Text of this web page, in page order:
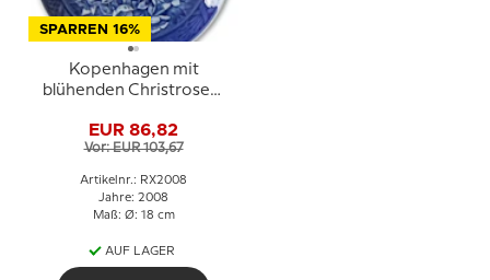
SPARREN 16%
Kopenhagen mit
blühenden Christrosen,
Copenhagen
Weihnachtsteller
EUR 86,82
Vor: EUR 103,67
Artikelnr.: RX2008
Jahre: 2008
Maß: Ø: 18 cm
AUF LAGER